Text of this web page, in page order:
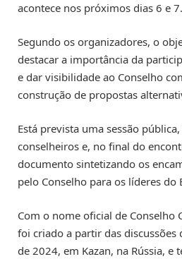
acontece nos próximos dias 6 e 7.
Segundo os organizadores, o
destacar a importância da
e dar visibilidade ao Conselho
construção de propostas
Está prevista uma sessão
conselheiros e, no final do
documento sintetizando os
pelo Conselho para os líderes do
Com o nome oficial de Conselho
foi criado a partir das
de 2024, em Kazan, na Rússia, e